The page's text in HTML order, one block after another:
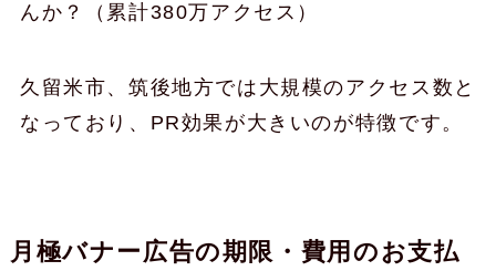
んか？（累計380万アクセス）
久留米市、筑後地方では大規模のアクセス数と
なっており、PR効果が大きいのが特徴です。
月極バナー広告の期限・費用のお支払